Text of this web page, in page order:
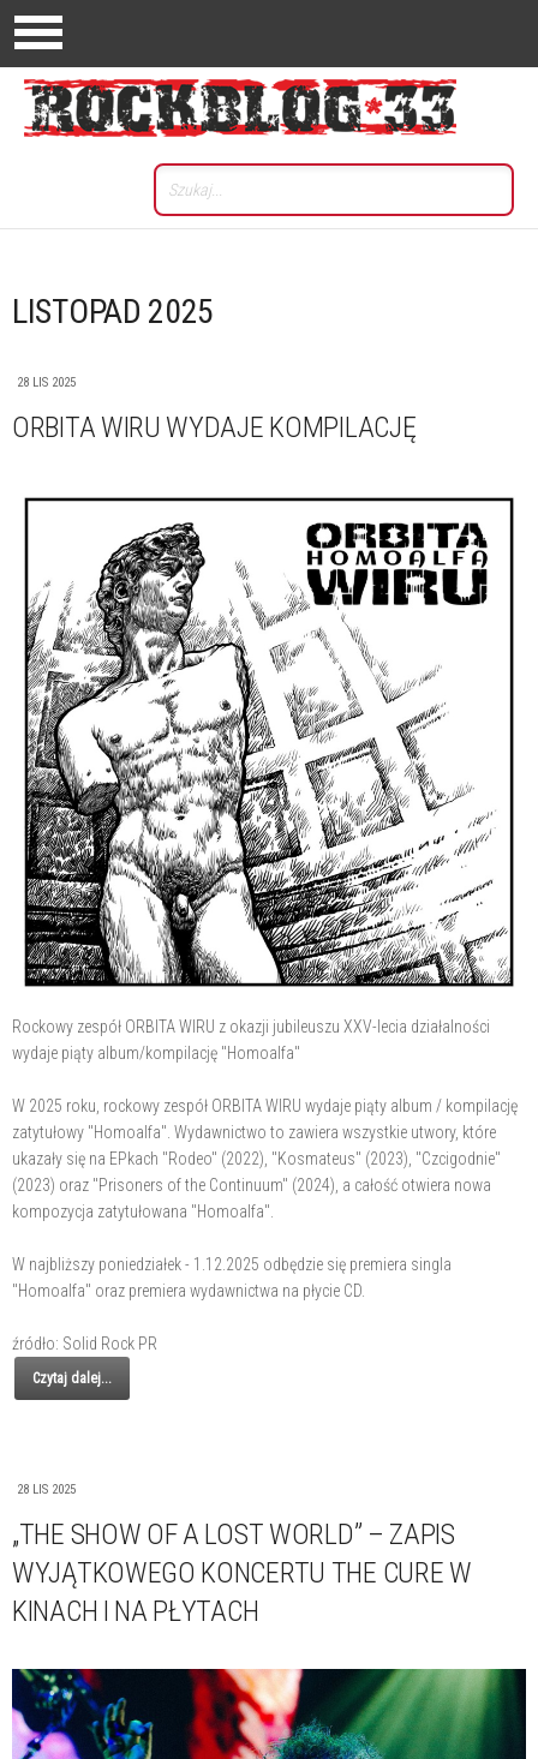
LISTOPAD 2025
28 LIS 2025
ORBITA WIRU WYDAJE KOMPILACJĘ
Rockowy zespół ORBITA WIRU z okazji jubileuszu XXV-lecia działalności
wydaje piąty album/kompilację "Homoalfa"
W 2025 roku, rockowy zespół ORBITA WIRU wydaje piąty album / kompilację
zatytułowy "Homoalfa". Wydawnictwo to zawiera wszystkie utwory, które
ukazały się na EPkach "Rodeo" (2022), "Kosmateus" (2023), "Czcigodnie"
(2023) oraz "Prisoners of the Continuum" (2024), a całość otwiera nowa
kompozycja zatytułowana "Homoalfa".
W najbliższy poniedziałek - 1.12.2025 odbędzie się premiera singla
"Homoalfa" oraz premiera wydawnictwa na płycie CD.
źródło: Solid Rock PR
Czytaj dalej...
28 LIS 2025
„THE SHOW OF A LOST WORLD” – ZAPIS
WYJĄTKOWEGO KONCERTU THE CURE W
KINACH I NA PŁYTACH